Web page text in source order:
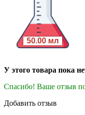
50.00 мл
У этого товара пока
Спасибо! Ваше отзыв
Добавить отзыв